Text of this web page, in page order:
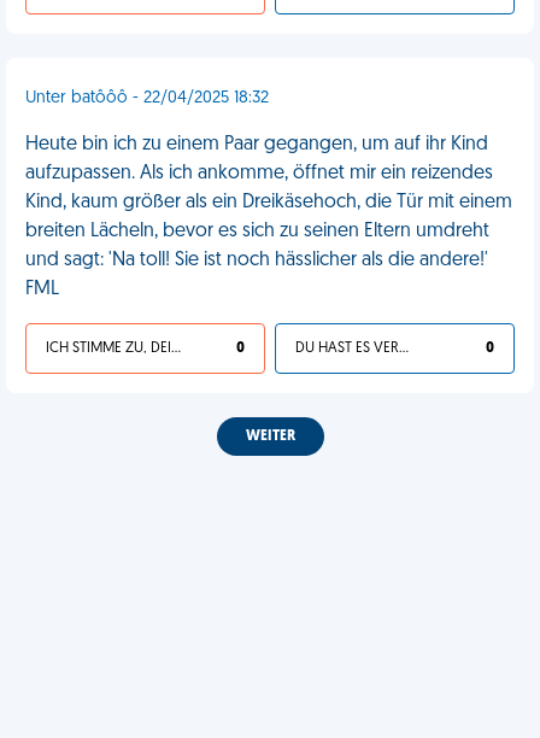
Unter batôôô - 22/04/2025 18:32
Heute bin ich zu einem Paar gegangen, um auf ihr Kind
aufzupassen. Als ich ankomme, öffnet mir ein reizendes
Kind, kaum größer als ein Dreikäsehoch, die Tür mit einem
breiten Lächeln, bevor es sich zu seinen Eltern umdreht
und sagt: 'Na toll! Sie ist noch hässlicher als die andere!'
FML
ICH STIMME ZU, DEIN LEBEN IST SCHEISSE 0 DU HAST ES VERDIENT 0
WEITER